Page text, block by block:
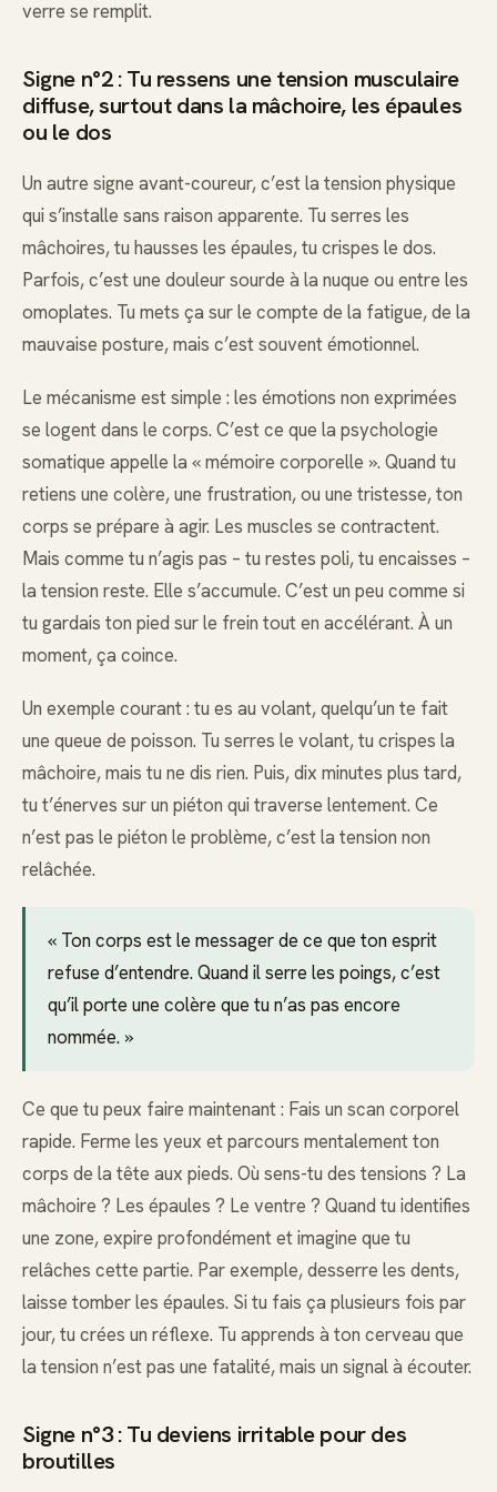
verre se remplit.
Signe n°2 : Tu ressens une tension musculaire
diffuse, surtout dans la mâchoire, les épaules
ou le dos
Un autre signe avant-coureur, c’est la tension physique
qui s’installe sans raison apparente. Tu serres les
mâchoires, tu hausses les épaules, tu crispes le dos.
Parfois, c’est une douleur sourde à la nuque ou entre les
omoplates. Tu mets ça sur le compte de la fatigue, de la
mauvaise posture, mais c’est souvent émotionnel.
Le mécanisme est simple : les émotions non exprimées
se logent dans le corps. C’est ce que la psychologie
somatique appelle la « mémoire corporelle ». Quand tu
retiens une colère, une frustration, ou une tristesse, ton
corps se prépare à agir. Les muscles se contractent.
Mais comme tu n’agis pas – tu restes poli, tu encaisses –
la tension reste. Elle s’accumule. C’est un peu comme si
tu gardais ton pied sur le frein tout en accélérant. À un
moment, ça coince.
Un exemple courant : tu es au volant, quelqu’un te fait
une queue de poisson. Tu serres le volant, tu crispes la
mâchoire, mais tu ne dis rien. Puis, dix minutes plus tard,
tu t’énerves sur un piéton qui traverse lentement. Ce
n’est pas le piéton le problème, c’est la tension non
relâchée.
« Ton corps est le messager de ce que ton esprit
refuse d’entendre. Quand il serre les poings, c’est
qu’il porte une colère que tu n’as pas encore
nommée. »
Ce que tu peux faire maintenant : Fais un scan corporel
rapide. Ferme les yeux et parcours mentalement ton
corps de la tête aux pieds. Où sens-tu des tensions ? La
mâchoire ? Les épaules ? Le ventre ? Quand tu identifies
une zone, expire profondément et imagine que tu
relâches cette partie. Par exemple, desserre les dents,
laisse tomber les épaules. Si tu fais ça plusieurs fois par
jour, tu crées un réflexe. Tu apprends à ton cerveau que
la tension n’est pas une fatalité, mais un signal à écouter.
Signe n°3 : Tu deviens irritable pour des
broutilles